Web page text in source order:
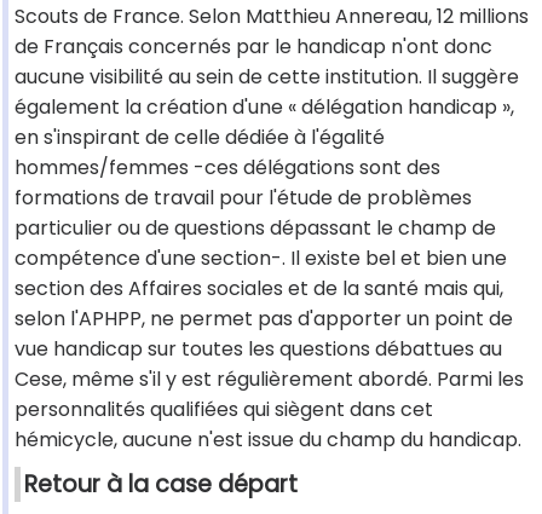
Scouts de France. Selon Matthieu Annereau, 12 millions
de Français concernés par le handicap n'ont donc
aucune visibilité au sein de cette institution. Il suggère
également la création d'une « délégation handicap »,
en s'inspirant de celle dédiée à l'égalité
hommes/femmes -ces délégations sont des
formations de travail pour l'étude de problèmes
particulier ou de questions dépassant le champ de
compétence d'une section-. Il existe bel et bien une
section des Affaires sociales et de la santé mais qui,
selon l'APHPP, ne permet pas d'apporter un point de
vue handicap sur toutes les questions débattues au
Cese, même s'il y est régulièrement abordé. Parmi les
personnalités qualifiées qui siègent dans cet
hémicycle, aucune n'est issue du champ du handicap.
Retour à la case départ